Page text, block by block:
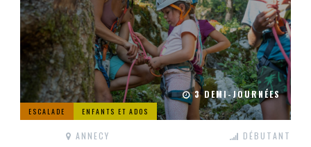
3 DEMI-JOURNÉES
ESCALADE ENFANTS ET ADOS
ANNECY DÉBUTANT